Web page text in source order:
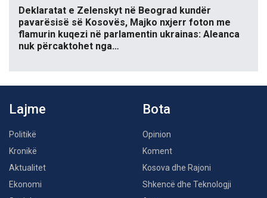
Deklaratat e Zelenskyt në Beograd kundër
pavarësisë së Kosovës, Majko nxjerr foton me
flamurin kuqezi në parlamentin ukrainas: Aleanca
nuk përcaktohet nga…
Lajme
Politikë
Kronikë
Aktualitet
Ekonomi
Bota
Opinion
Koment
Kosova dhe Rajoni
Shkencë dhe Teknologji